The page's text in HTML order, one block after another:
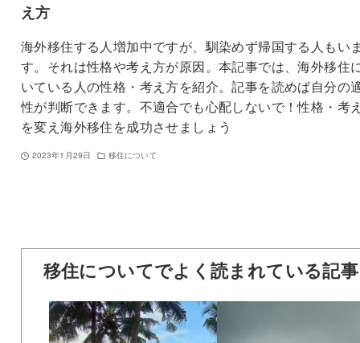
え方
海外移住する人増加中ですが、馴染めず帰国する人もい
す。それは性格や考え方が原因。本記事では、海外移住
いている人の性格・考え方を紹介。記事を読めば自分の
性が判断できます。不適合でも心配しないで！性格・考
を変え海外移住を成功させましょう
2023年1月29日 移住について
移住についてでよく読まれている記事